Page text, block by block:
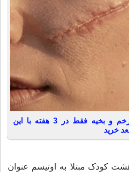
کاهش چشمگیر جای زخم و بخیه فقط در 3 هفته با این
خرید
کودک مبتلا به اوتیسم عنوان